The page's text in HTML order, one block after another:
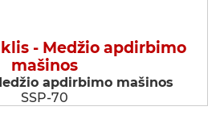
- Medžio apdirbimo
mašinos
apdirbimo mašinos
SSP-70